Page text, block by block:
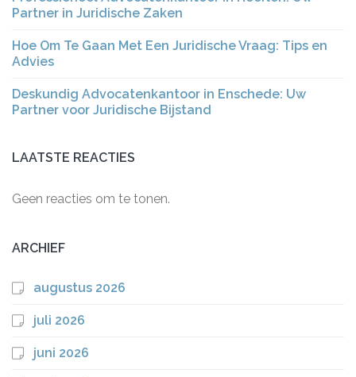
Partner in Juridische Zaken
Hoe Om Te Gaan Met Een Juridische Vraag: Tips en
Advies
Deskundig Advocatenkantoor in Enschede: Uw
Partner voor Juridische Bijstand
LAATSTE REACTIES
Geen reacties om te tonen.
ARCHIEF
augustus 2026
juli 2026
juni 2026